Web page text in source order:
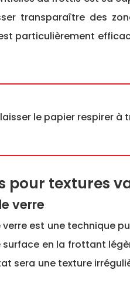
transparaître des
particulièrement
laisser le papier respirer
pour textures
verre
est une technique
en la frottant
sera une texture